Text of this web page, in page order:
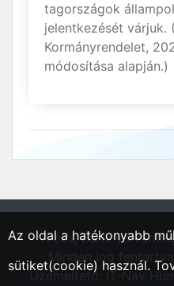
tagországok
jelentkezését várjuk.
Kormányrendelet,
módosítása alapján.)
"Pécs, Baranya
Minden jog
Üzemeltető: IT-Nav
Az oldal a hatékonyabb
sütiket(cookie) használ.